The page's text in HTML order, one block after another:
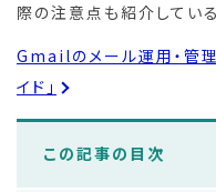
際の注意点も紹介してい
Gmailのメール運用・管
イド」
この記事の目次